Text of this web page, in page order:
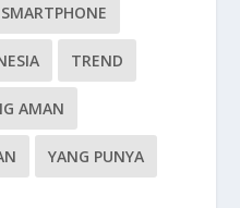
SMARTPHONE
TREND
AMAN
YANG PUNYA